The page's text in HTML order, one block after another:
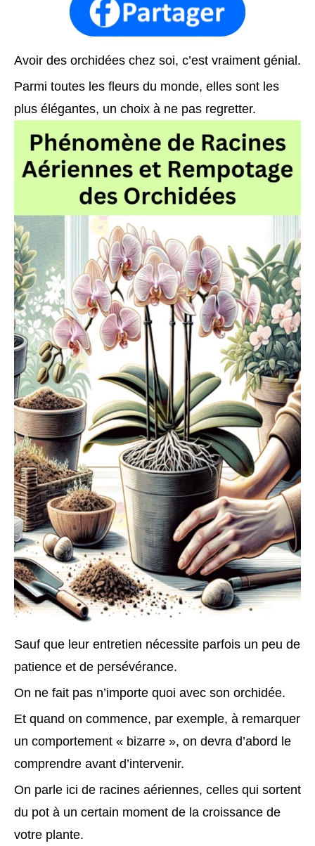
Avoir des orchidées chez soi, c’est vraiment génial.
Parmi toutes les fleurs du monde, elles sont les
plus élégantes, un choix à ne pas regretter.
Sauf que leur entretien nécessite parfois un peu de
patience et de persévérance.
On ne fait pas n’importe quoi avec son orchidée.
Et quand on commence, par exemple, à remarquer
un comportement « bizarre », on devra d’abord le
comprendre avant d’intervenir.
On parle ici de racines aériennes, celles qui sortent
du pot à un certain moment de la croissance de
votre plante.